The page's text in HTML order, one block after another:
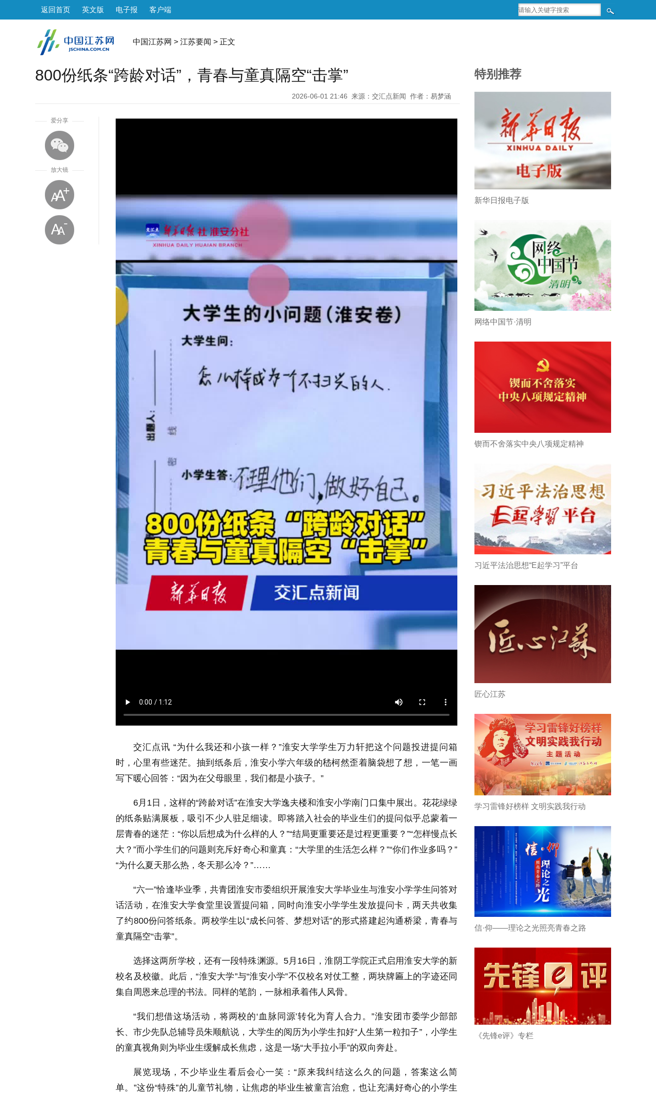
返回首页 英文版 电子报 客户端
中国江苏网 > 江苏要闻 > 正文
800份纸条“跨龄对话”，青春与童真隔空“击掌”
2026-06-01 21:46 来源：交汇点新闻 作者：易梦涵
爱分享
放大镜
交汇点讯 “为什么我还和小孩一样？ ”淮安大学学生万力轩把这个问题投进提问箱
时，心里有些迷茫。抽到纸条后，淮安小学六年级的嵇柯然歪着脑袋想了想，一笔一画
写下暖心回答： “因为在父母眼里，我们都是小孩子。 ”
6月 1 日，这样的“跨龄对话”在淮安大学逸夫楼和淮安小学南门口集中展出。花花绿绿
的纸条贴满展板，吸引不少人驻足细读。即将踏入社会的毕业生们的提问似乎总蒙着一
层青春的迷茫：“你以后想成为什么样的人？”“结局更重要还是过程更重要？”“怎样慢点长
大？”而小学生们的问题则充斥好奇心和童真：“大学里的生活怎么样？”“你们作业多吗？”
“为什么夏天那么热，冬天那么冷？ ”……
“六一”恰逢毕业季，共青团淮安市委组织开展淮安大学毕业生与淮安小学学生问答对
话活动，在淮安大学食堂里设置提问箱，同时向淮安小学学生发放提问卡，两天共收集
了约800份问答纸条。两校学生以“成长问答、梦想对话”的形式搭建起沟通桥梁，青春与
童真隔空“击掌”。
选择这两所学校，还有一段特殊渊源。 5月 16 日，淮阴工学院正式启用淮安大学的新
校名及校徽。此后，“淮安大学”与“淮安小学”不仅校名对仗工整，两块牌匾上的字迹还同
集自周恩来总理的书法。同样的笔韵，一脉相承着伟人风骨。
“我们想借这场活动，将两校的‘ 血脉同源’转化为育人合力。”淮安团市委学少部部
长、市少先队总辅导员朱顺航说，大学生的阅历为小学生扣好“人生第一粒扣子”，小学生
的童真视角则为毕业生缓解成长焦虑，这是一场“大手拉小手”的双向奔赴。
展览现场，不少毕业生看后会心一笑： “原来我纠结这么久的问题，答案这么简
单。 ”这份“特殊”的儿童节礼物，让焦虑的毕业生被童言治愈，也让充满好奇心的小学生
特别推荐
新华日报电子版
网络中国节·清明
锲而不舍落实中央八项规定精神
习近平法治思想“E起学习”平台
匠心江苏
学习雷锋好榜样 文明实践我行动
信·仰——理论之光照亮青春之路
《先锋e评》专栏